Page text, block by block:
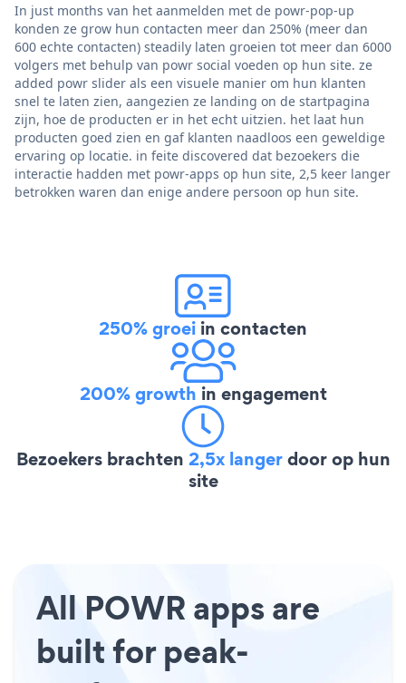
In just months van het aanmelden met de powr-pop-up
konden ze grow hun contacten meer dan 250% (meer dan
600 echte contacten) steadily laten groeien tot meer dan 6000
volgers met behulp van powr social voeden op hun site. ze
added powr slider als een visuele manier om hun klanten
snel te laten zien, aangezien ze landing on de startpagina
zijn, hoe de producten er in het echt uitzien. het laat hun
producten goed zien en gaf klanten naadloos een geweldige
ervaring op locatie. in feite discovered dat bezoekers die
interactie hadden met powr-apps op hun site, 2,5 keer langer
betrokken waren dan enige andere persoon op hun site.
250% groei in contacten
200% growth in engagement
Bezoekers brachten 2,5x langerdoor op hun
site
All POWR apps are
built for peak-